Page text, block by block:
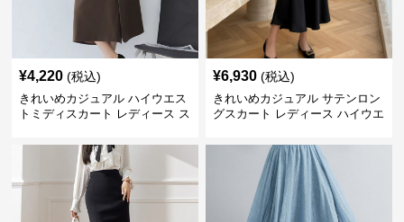
¥4,220 (税込)
きれいめカジュアル ハイウエス
トミディスカート レディース ス
勤 きれいめ
¥6,930 (税込)
きれいめカジュアル サテンロン
グスカート レディース ハイウエ
ルエット オールシーズン